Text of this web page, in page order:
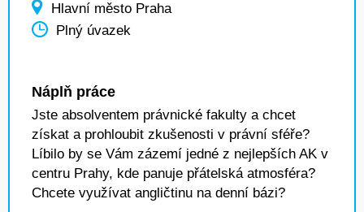
Hlavní město Praha
Plný úvazek
Náplň práce
Jste absolventem právnické fakulty a chcet
získat a prohloubit zkušenosti v právní sféře?
Líbilo by se Vám zázemí jedné z nejlepších AK v
centru Prahy, kde panuje přátelská atmosféra?
Chcete využívat angličtinu na denní bázi?